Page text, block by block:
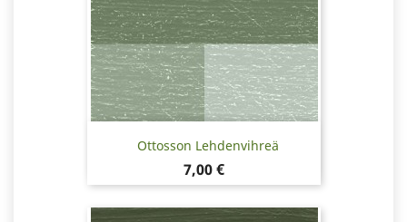
Ottosson Lehdenvihreä
Hinta
7,00 €